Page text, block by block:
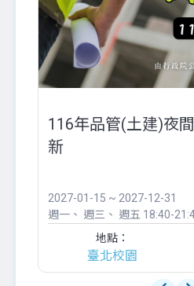
116年品管(土建)夜
新
2027-01-15 ~ 2027-12-31
週一
週三 週五 18:40-
地點：
臺北校園